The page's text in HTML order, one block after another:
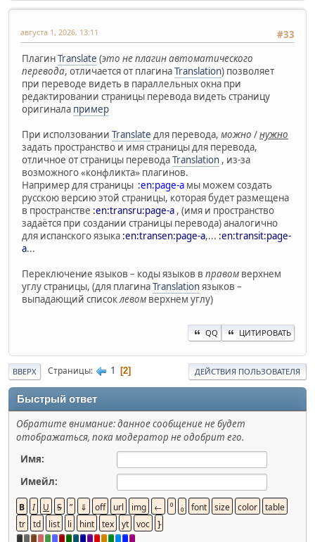
#33
августа 1, 2026, 13:11
ПлагинTranslate (это не плагин автоматического
перевода, отличается от плагинаTranslation) позволяет
при переводе видеть в параллельных окна при
редактировании страницы перевода видеть страницу
оригинала пример
При исползовании Translate для перевода, можно /нужно
задать пространство и имя страницы для перевода,
отличное от страницы переводаTranslation , из-за
возможного «конфликта» плагинов.
Например для страницы :en:page-a мы можем создать
русскою версию этой страницы, которая будет размещена
в пространстве :en:transru:page-a , (имя и пространство
задаётся при создании страницы перевода) аналогично
для испанского языка :en:transen:page-a,... :en:transit:page-
a...
Переключение языков – коды языков в правом верхнем
углу страницы, (для плагинаTranslationязыков –
выпадающий списоклевом верхнем углу)
QQ ЦИТИРОВАТЬ
ВВЕРХ Страницы 1 2 ДЕЙСТВИЯ ПОЛЬЗОВАТЕЛЯ
Быстрый ответ
Обратите внимание: данное сообщение не будет
отображаться, пока модератор не одобрит его.
Имя:
Имейл: